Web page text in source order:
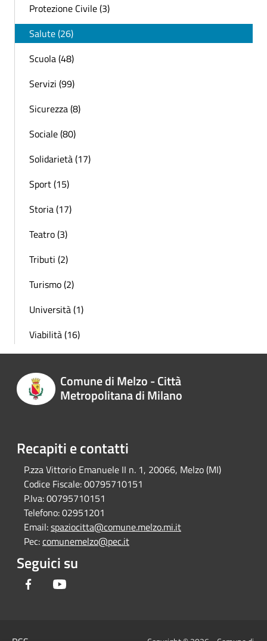
Protezione Civile (3)
Salute (26)
Scuola (48)
Servizi (99)
Sicurezza (8)
Sociale (80)
Solidarietà (17)
Sport (15)
Storia (17)
Teatro (3)
Tributi (2)
Turismo (2)
Università (1)
Viabilità (16)
Comune di Melzo - Città
Metropolitana di Milano
Recapiti e contatti
P.zza Vittorio Emanuele II n. 1, 20066, Melzo (MI)
Codice Fiscale:00795710151
P.Iva:00795710151
Telefono:02951201
Email:spaziocitta@comune.melzo.mi.it
Pec:comunemelzo@pec.it
Seguici su
Facebook